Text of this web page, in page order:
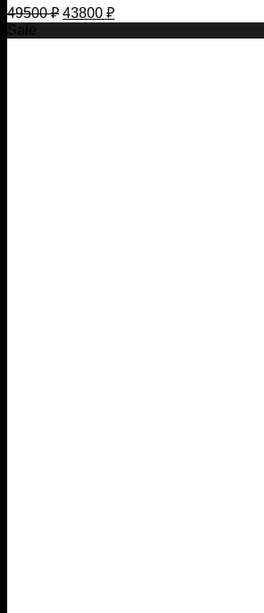
49500₽ Первоначальная
цена
составляла
43800 ₽Текущая
цена:
Sale